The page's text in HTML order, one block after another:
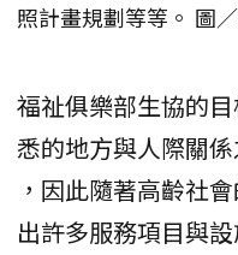
照計畫規劃等等。 圖
福祉俱樂部生協的
悉的地方與人際關
，因此隨著高齡社
出許多服務項目與